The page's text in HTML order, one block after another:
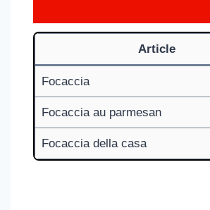
Article
Focaccia
Focaccia au parmesan
Focaccia della casa